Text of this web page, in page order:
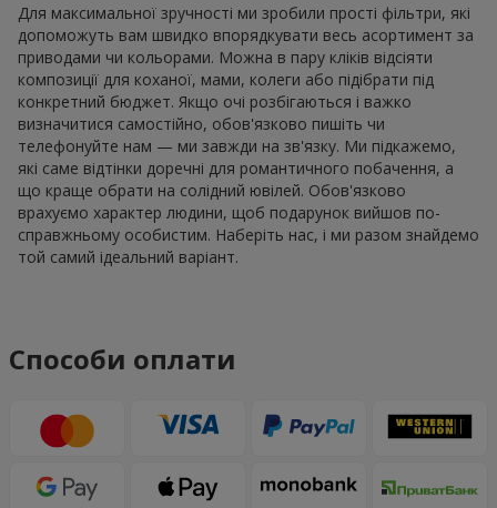
Для максимальної зручності ми зробили прості фільтри, які
допоможуть вам швидко впорядкувати весь асортимент за
приводами чи кольорами. Можна в пару кліків відсіяти
композиції для коханої, мами, колеги або підібрати під
конкретний бюджет. Якщо очі розбігаються і важко
визначитися самостійно, обов'язково пишіть чи
телефонуйте нам — ми завжди на зв'язку. Ми підкажемо,
які саме відтінки доречні для романтичного побачення, а
що краще обрати на солідний ювілей. Обов'язково
врахуємо характер людини, щоб подарунок вийшов по-
справжньому особистим. Наберіть нас, і ми разом знайдемо
той самий ідеальний варіант.
Способи оплати